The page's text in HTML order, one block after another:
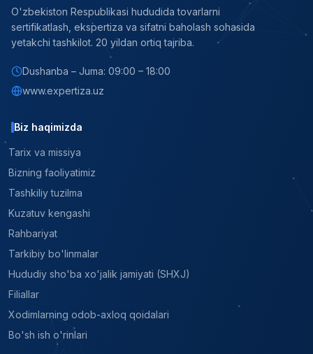
O'zbekiston Respublikasi hududida tovarlarni
sertifikatlash, ekspertiza va sifatni baholash sohasida
yetakchi tashkilot. 20 yildan ortiq tajriba.
Dushanba – Juma: 09:00 – 18:00
www.expertiza.uz
Biz haqimizda
Tarix va missiya
Bizning faoliyatimiz
Tashkiliy tuzilma
Kuzatuv kengashi
Rahbariyat
Tarkibiy bo'linmalar
Hududiy sho'ba xo'jalik jamiyati (SHXJ)
Filiallar
Xodimlarning odob-axloq qoidalari
Bo'sh ish o'rinlari